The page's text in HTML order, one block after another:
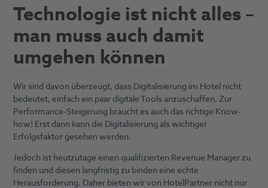
Technologie ist nicht alles –
man muss auch damit
umgehen können
Wir sind davon überzeugt, dass Digitalisierung im Hotel nicht
bedeutet, einfach ein paar digitale Tools anzuschaffen. Zur
Performance-Steigerung braucht es auch das richtige Know-
how! Erst dann kann die Digitalisierung als wichtiger
Erfolgsfaktor gesehen werden.
Jedoch ist heutzutage einen qualifizierten Revenue Manager zu
finden und diesen langfristig zu binden eine echte
Herausforderung. Daher bieten wir von HotelPartner nicht nur